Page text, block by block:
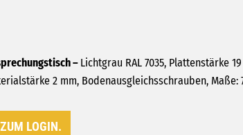
– Lichtgrau RAL 7035, Plattenstärke
2 mm, Bodenausgleichsschrauben, Maße:
ZUM LOGIN.